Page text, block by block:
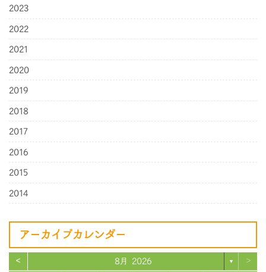
2023
2022
2021
2020
2019
2018
2017
2016
2015
2014
アーカイブカレンダー
< 8月 2026 ▼ >